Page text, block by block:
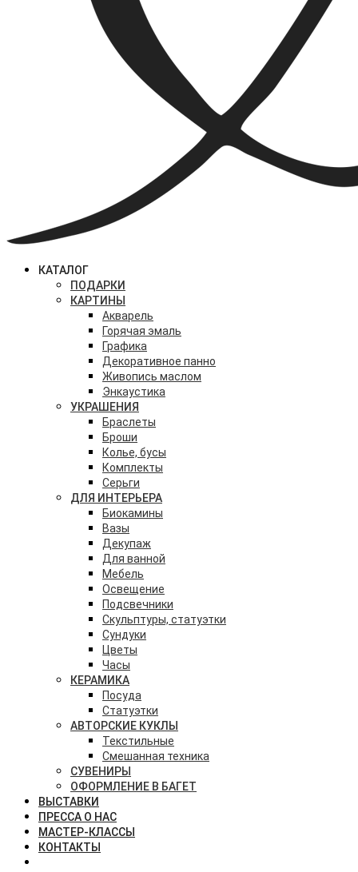
КАТАЛОГ
ПОДАРКИ
КАРТИНЫ
Акварель
Горячая эмаль
Графика
Декоративное панно
Живопись маслом
Энкаустика
УКРАШЕНИЯ
Браслеты
Броши
Колье, бусы
Комплекты
Серьги
ДЛЯ ИНТЕРЬЕРА
Биокамины
Вазы
Декупаж
Для ванной
Мебель
Освещение
Подсвечники
Скульптуры, статуэтки
Сундуки
Цветы
Часы
КЕРАМИКА
Посуда
Статуэтки
АВТОРСКИЕ КУКЛЫ
Текстильные
Смешанная техника
СУВЕНИРЫ
ОФОРМЛЕНИЕ В БАГЕТ
ВЫСТАВКИ
ПРЕССА О НАС
МАСТЕР-КЛАССЫ
КОНТАКТЫ